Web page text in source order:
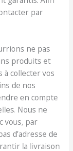
par
ne pas
produits et
à collecter vos
de nos
en compte
Nous ne
vous, par
d’adresse de
la livraison